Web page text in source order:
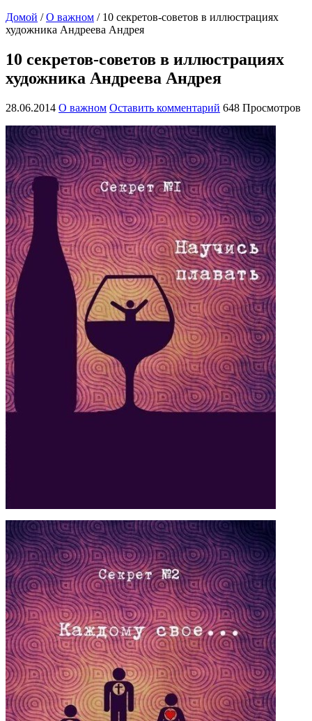
Домой / О важном / 10 секретов-советов в иллюстрациях
художника Андреева Андрея
10 секретов-советов в иллюстрациях
художника Андреева Андрея
28.06.2014 О важном Оставить комментарий 648 Просмотров